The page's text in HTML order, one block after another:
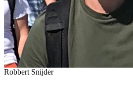
Robbert Snijder